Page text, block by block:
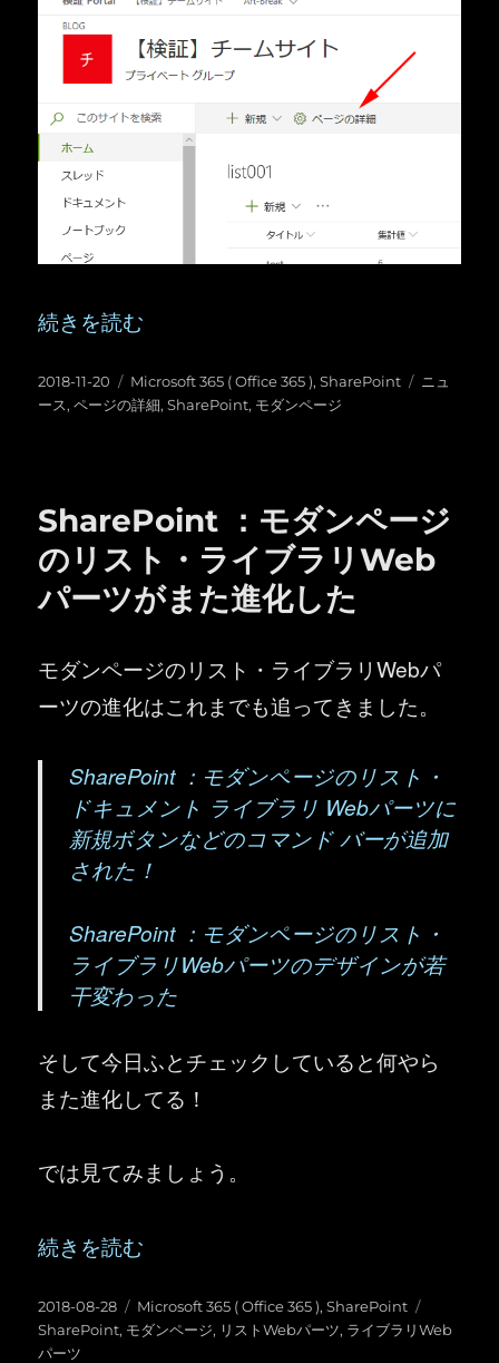
“SharePoint ：モダンページのコマンドバーに
続きを読む
投
稿
2018-11-20
カ
テ
Microsoft 365 ( Office 365 ),SharePoint
タ
ニュ
ース,ページの詳細,SharePoint, モダンページ
SharePoint ：モダンページ
のリスト・ライブラリWeb
パーツがまた進化した
モダンページのリスト・ライブラリWebパ
ーツの進化はこれまでも追ってきました。
SharePoint ：モダンページのリスト・
ドキュメント ライブラリ Webパーツに
新規ボタンなどのコマンド バーが追加
された！
SharePoint ：モダンページのリスト・
ライブラリWebパーツのデザインが若
干変わった
そして今日ふとチェックしていると何やら
また進化してる！
では見てみましょう。
“SharePoint ：モダンページのリスト・ライブ
続きを読む
投
稿
日:
2018-08-28
カ
テ
Microsoft 365 ( Office 365 ),SharePoint
グ
SharePoint, モダンページ, リストWebパーツ, ライブラリWeb
パーツ